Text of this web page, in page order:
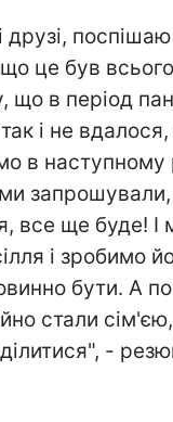
друзі,
це був
що в період
і не
в наступному
все ще буде! І
і зробимо
бути. А
стали сім'єю,
-